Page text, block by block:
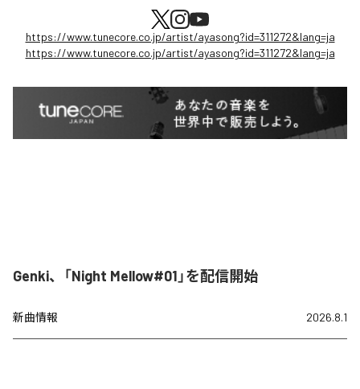
https://www.tunecore.co.jp/artist/ayasong?id=311272&lang=ja
https://www.tunecore.co.jp/artist/ayasong?id=311272&lang=ja
Genki、「Night Mellow#01」を配信開始
新曲情報 2026.8.1